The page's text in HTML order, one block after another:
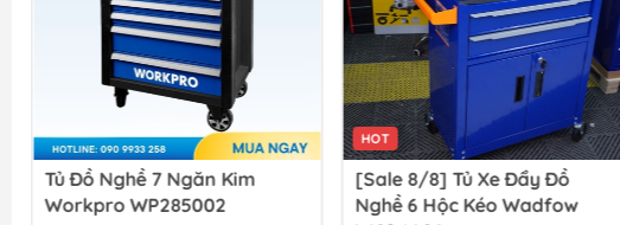
HOT
[Sale 8/8] Tủ Xe Đẩy Đồ
Nghề 6 Hộc Kéo Wadfow
Bộ 8 Tủ Lưu Trữ Đồ Nghề
Trong Gara 3300x472x